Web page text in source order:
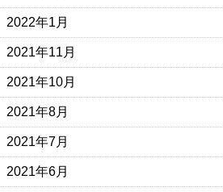
2022年1月
2021年11月
2021年10月
2021年8月
2021年7月
2021年6月